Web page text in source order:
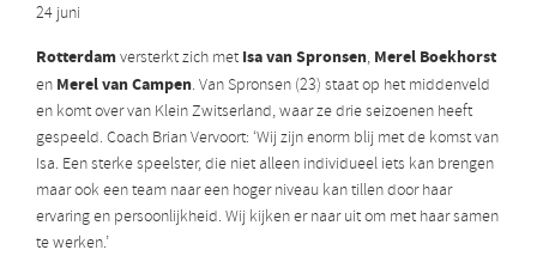
24 juni
Rotterdamversterkt zich met Isa van Spronsen, Merel Boekhorst
en Merel van Campen. Van Spronsen (23) staat op het middenveld
en komt over van Klein Zwitserland, waar ze drie seizoenen heeft
gespeeld. Coach Brian Vervoort: ‘Wij zijn enorm blij met de komst van
Isa. Een sterke speelster, die niet alleen individueel iets kan brengen
maar ook een team naar een hoger niveau kan tillen door haar
ervaring en persoonlijkheid. Wij kijken er naar uit om met haar samen
te werken.’